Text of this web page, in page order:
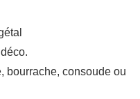
bourrache, consoude ou